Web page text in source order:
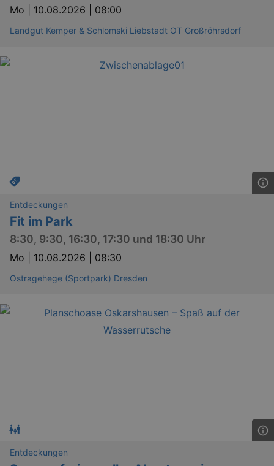
Mo | 10.08.2026 | 08:00
Landgut Kemper & Schlomski Liebstadt OT Großröhrsdorf
Entdeckungen
Fit im Park
8:30, 9:30, 16:30, 17:30 und 18:30 Uhr
Mo | 10.08.2026 | 08:30
Ostragehege (Sportpark) Dresden
Entdeckungen